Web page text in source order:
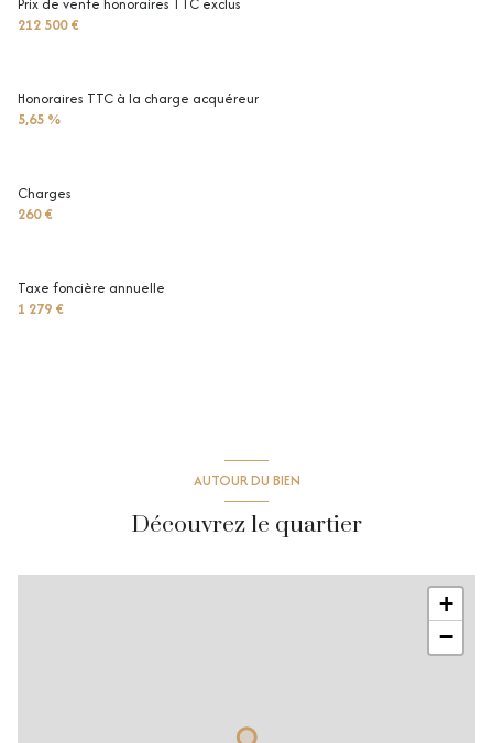
balcon
interphone
212 500 €
Honoraires TTC à la charge acquéreur
5,65 %
Charges
260 €
Taxe foncière annuelle
1 279 €
AUTOUR DU BIEN
Découvrez le quartier
+
−